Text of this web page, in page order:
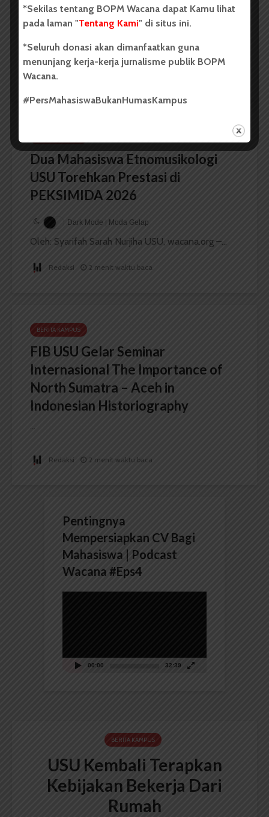
Dark Mode | Moda Gelap
Oleh: Iyusarah Pakpahan USU, wacana.org – Dua...
Redaksi
Dua Mahasiswa Etnomusikologi
USU Torehkan Prestasi di
PEKSIMIDA 2026
Dark Mode | Moda Gelap
Oleh: Syarifah Sarah Nurjiha USU, wacana.org –...
Redaksi 2 menit waktu baca
BERITA KAMPUS
FIB USU Gelar Seminar
Internasional The Importance of
North Sumatra – Aceh in
Indonesian Historiography
...
Redaksi 2 menit waktu baca
Pentingnya
Mempersiapkan CV Bagi
Mahasiswa | Podcast
Wacana #Eps4
00:00 32:39
BERITA KAMPUS
USU Kembali Terapkan
Kebijakan Bekerja Dari
Rumah
*Sekilas tentang BOPM Wacana dapat Kamu lihat
pada laman "Tentang Kami" di situs ini.
*Seluruh donasi akan dimanfaatkan guna
menunjang kerja-kerja jurnalisme publik BOPM
Wacana.
#PersMahasiswaBukanHumasKampus